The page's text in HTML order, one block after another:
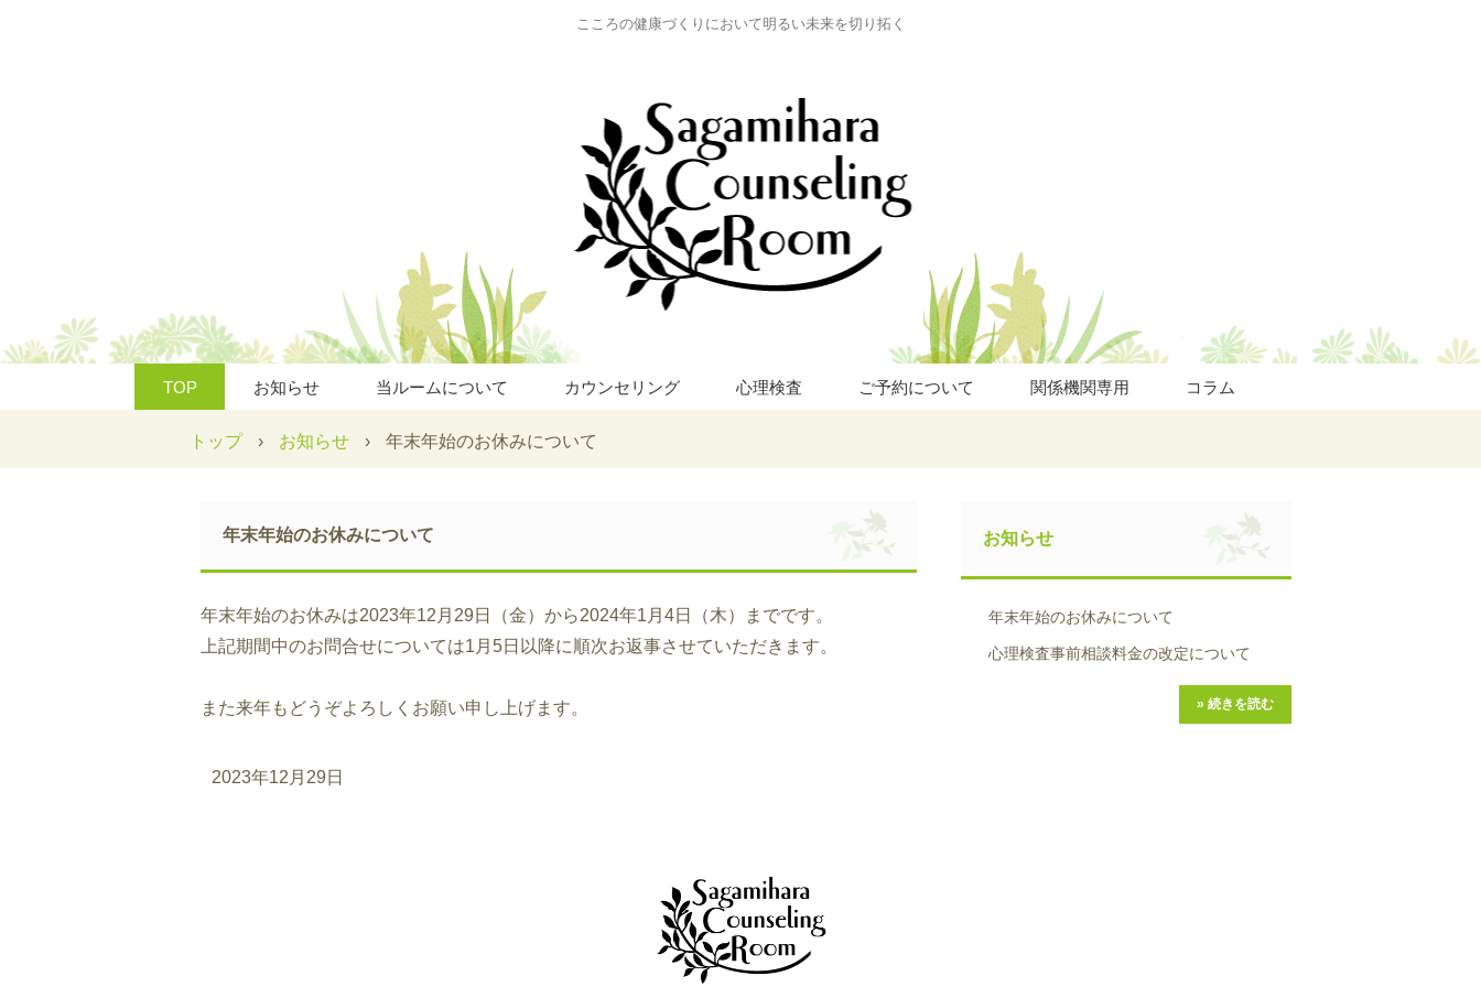
こころの健康づくりにおいて明るい未来を切り拓く
TOP お知らせ 当ルームについて カウンセリング 心理検査 ご予約について 関係機関専用 コラム
トップ › お知らせ › 年末年始のお休みについて
年末年始のお休みについて
年末年始のお休みは2023年12月29日（金）から2024年1月4日（木）までです。
上記期間中のお問合せについては1月5日以降に順次お返事させていただきます。
また来年もどうぞよろしくお願い申し上げます。
2023年12月29日
お知らせ
年末年始のお休みについて
心理検査事前相談料金の改定について
» 続きを読む